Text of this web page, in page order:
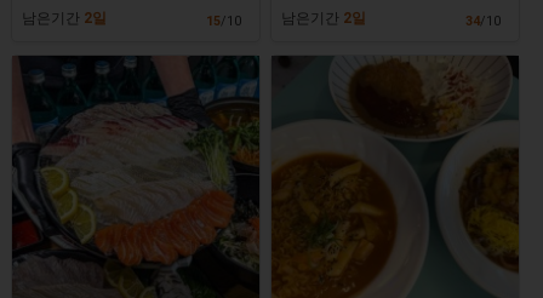
산장]
남은기간 2일 15/10
어봐야 하는 맛집 [오봉집 망원점]
남은기간 2일 34/10